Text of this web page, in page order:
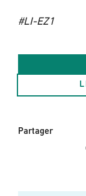
#LI-EZ1
Partager